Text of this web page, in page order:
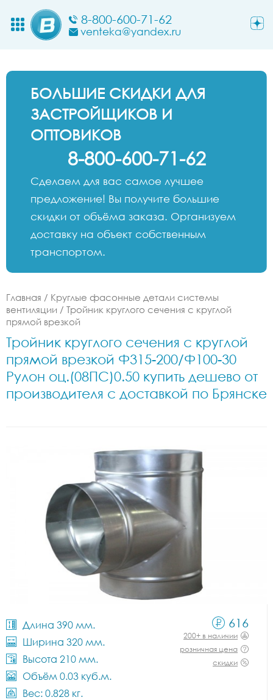
8-800-600-71-62
venteka@yandex.ru
БОЛЬШИЕ СКИДКИ ДЛЯ
ЗАСТРОЙЩИКОВ И
ОПТОВИКОВ
8-800-600-71-62
Сделаем для вас самое лучшее
предложение! Вы получите большие
скидки от объёма заказа. Организуем
доставку на объект собственным
транспортом.
Главная / Круглые фасонные детали системы
вентиляции / Тройник круглого сечения с круглой
прямой врезкой
Тройник круглого сечения с круглой
прямой врезкой Ф315-200/Ф100-30
Рулон оц.(08ПС)0.50 купить дешево от
производителя с доставкой по Брянске
Длина 390 мм.
Ширина 320 мм.
Высота 210 мм.
Объём 0.03 куб.м.
Вес: 0.828 кг.
616
200+ в наличии
розничная цена
скидки